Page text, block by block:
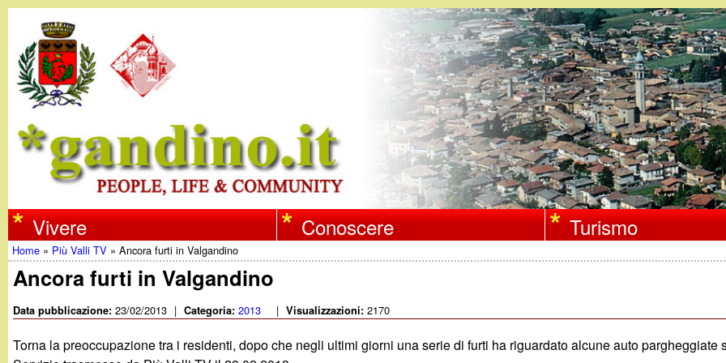
Salta
al
contenuto
principale
w
w
w
.
Vivere Conoscere Turismo
Tu
sei
qui
Home » Più Valli TV »Ancora furti in Valgandino
Ancora furti in Valgandino
Data pubblicazione:23/02/2013 | Categoria:2013 | Visualizzazioni:2170
Torna la preoccupazione tra i residenti, dopo che negli ultimi giorni una serie di furti ha riguardato alcune auto pargheggiate